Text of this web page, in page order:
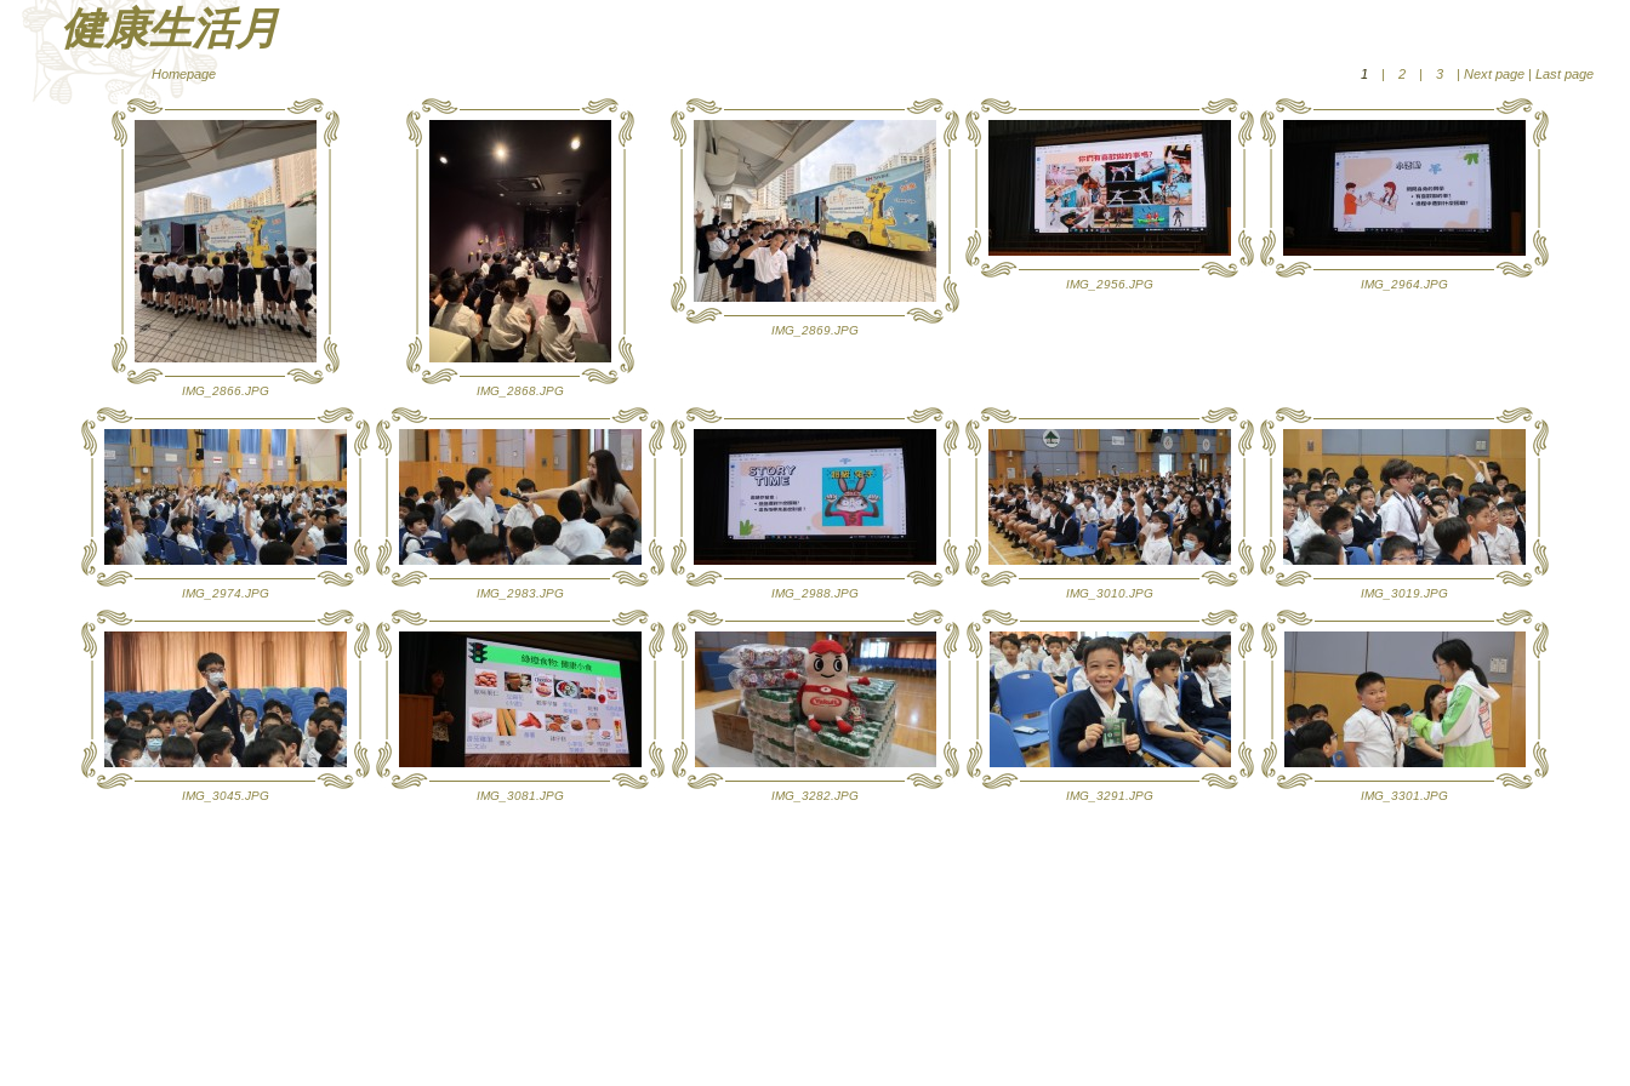
健康生活月
Homepage 1 | 2 | 3 | Next page | Last page
IMG_2866.JPG IMG_2868.JPG
IMG_2869.JPG
IMG_2956.JPG IMG_2964.JPG
IMG_2974.JPG IMG_2983.JPG IMG_2988.JPG IMG_3010.JPG IMG_3019.JPG
IMG_3045.JPG IMG_3081.JPG IMG_3282.JPG IMG_3291.JPG IMG_3301.JPG